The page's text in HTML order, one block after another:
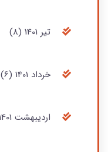
تير‏ 1401 (8)
خرداد 1401 (6)
ارديبهشت 1401 (12)